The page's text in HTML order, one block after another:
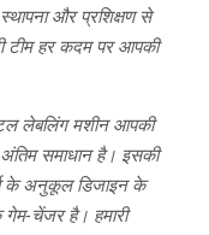
और प्रशिक्षण से
टीम हर कदम पर आपकी
लेबलिंग मशीन आपकी
समाधान है। इसकी
के अनुकूल डिजाइन के
गेम-चेंजर है। हमारी